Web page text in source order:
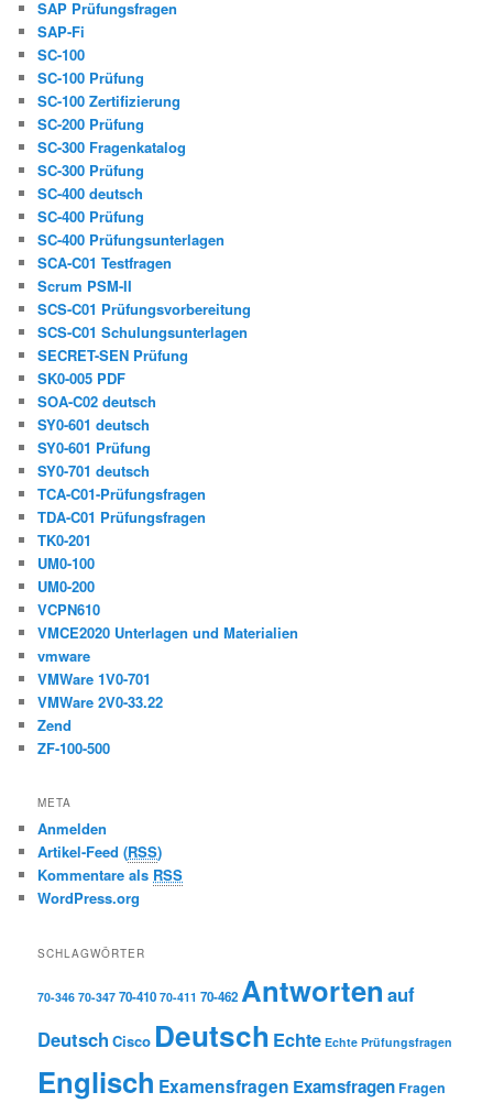
SAP Prüfungsfragen
SAP-Fi
SC-100
SC-100 Prüfung
SC-100 Zertifizierung
SC-200 Prüfung
SC-300 Fragenkatalog
SC-300 Prüfung
SC-400 deutsch
SC-400 Prüfung
SC-400 Prüfungsunterlagen
SCA-C01 Testfragen
Scrum PSM-II
SCS-C01 Prüfungsvorbereitung
SCS-C01 Schulungsunterlagen
SECRET-SEN Prüfung
SK0-005 PDF
SOA-C02 deutsch
SY0-601 deutsch
SY0-601 Prüfung
SY0-701 deutsch
TCA-C01-Prüfungsfragen
TDA-C01 Prüfungsfragen
TK0-201
UM0-100
UM0-200
VCPN610
VMCE2020 Unterlagen und Materialien
vmware
VMWare 1V0-701
VMWare 2V0-33.22
Zend
ZF-100-500
META
Anmelden
Artikel-Feed (RSS)
Kommentare als RSS
WordPress.org
SCHLAGWÖRTER
70-346 70-347 70-410 70-411 70-462Antworten auf
Deutsch Cisco Deutsch Echte Echte Prüfungsfragen
Englisch Examensfragen Examsfragen Fragen